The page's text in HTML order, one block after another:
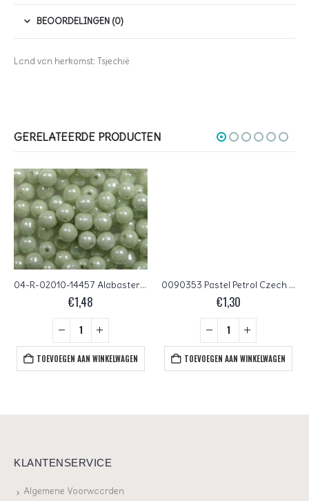
BEOORDELINGEN (0)
Land van herkomst: Tsjechië
GERELATEERDE PRODUCTEN
04-R-02010-14457 Alabaster Light Green (Mint) Luster round 4 mm. 100 pc.
€1,48
TOEVOEGEN AAN WINKELWAGEN
0090353 Pastel Petrol Czech Glass Facet Firepolish 4mm 50 stuks
€1,30
TOEVOEGEN AAN WINKELWAGEN
KLANTENSERVICE
Algemene Voorwaarden